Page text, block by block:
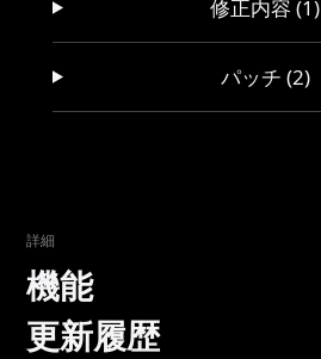
修正内容 (1)
パッチ (2)
詳細
機能
更新履歴